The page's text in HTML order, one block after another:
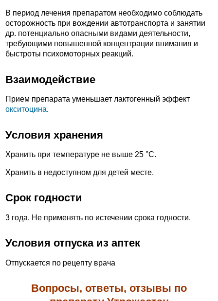
В период лечения препаратом необходимо соблюдать
осторожность при вождении автотранспорта и занятии
др. потенциально опасными видами деятельности,
требующими повышенной концентрации внимания и
быстроты психомоторных реакций.
Взаимодействие
Прием препарата уменьшает лактогенный эффект
окситоцина.
Условия хранения
Хранить при температуре не выше 25 °С.
Хранить в недоступном для детей месте.
Срок годности
3 года. Не применять по истечении срока годности.
Условия отпуска из аптек
Отпускается по рецепту врача
Вопросы, ответы, отзывы по